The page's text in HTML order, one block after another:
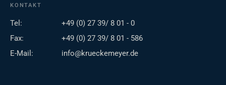
KONTAKT
Tel:
+49 (0) 27 39/ 8 01 - 0
Fax:
+49 (0) 27 39/ 8 01 - 586
E-Mail:
info@krueckemeyer.de